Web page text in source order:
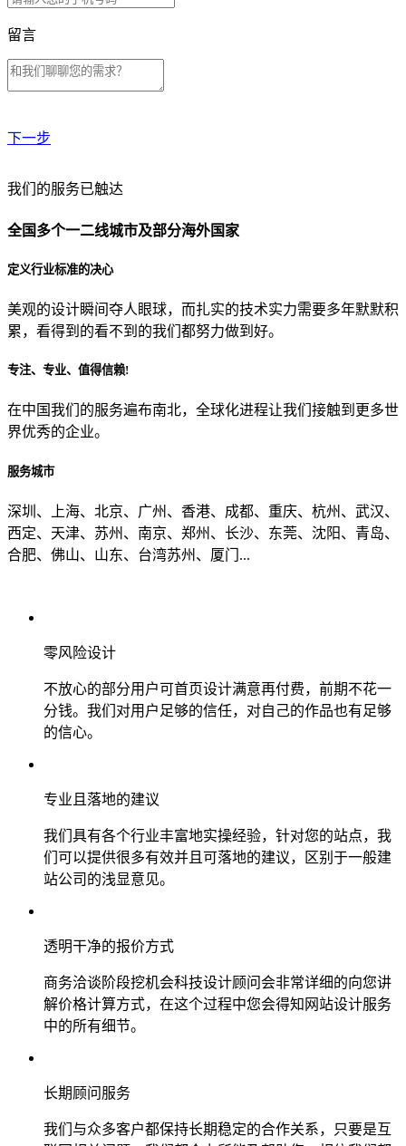
留言
下一步
贵公司预算范围是？
贵公司的团队规模是？
目前主要的营销渠道是？
我们的服务已触达
全国多个一二线城市及部分海外国家
定义行业标准的决心
美观的设计瞬间夺人眼球，而扎实的技术实力需要多年默默积
累，看得到的看不到的我们都努力做到好。
专注、专业、值得信赖!
在中国我们的服务遍布南北，全球化进程让我们接触到更多世
界优秀的企业。
服务城市
深圳、上海、北京、广州、香港、成都、重庆、杭州、武汉、
西定、天津、苏州、南京、郑州、长沙、东莞、沈阳、青岛、
合肥、佛山、山东、台湾苏州、厦门...
零风险设计
不放心的部分用户可首页设计满意再付费，前期不花一
分钱。我们对用户足够的信任，对自己的作品也有足够
的信心。
专业且落地的建议
我们具有各个行业丰富地实操经验，针对您的站点，我
们可以提供很多有效并且可落地的建议，区别于一般建
站公司的浅显意见。
透明干净的报价方式
商务洽谈阶段挖机会科技设计顾问会非常详细的向您讲
解价格计算方式，在这个过程中您会得知网站设计服务
中的所有细节。
长期顾问服务
我们与众多客户都保持长期稳定的合作关系，只要是互